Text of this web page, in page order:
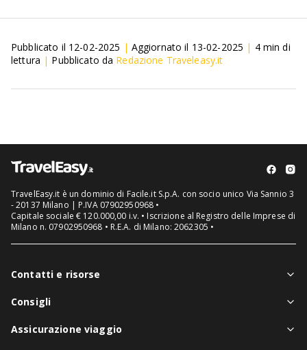
Pubblicato il 12-02-2025 | Aggiornato il 13-02-2025 | 4min di
lettura | Pubblicato da Redazione Traveleasy.it
TravelEasy.it è un dominio di Facile.it S.p.A. con socio unico Via Sannio 3
- 20137 Milano | P.IVA 07902950968 •
Capitale sociale € 120.000,00 i.v. • Iscrizione al Registro delle Imprese di
Milano n. 07902950968 • R.E.A. di Milano: 2062305 •
Contatti e risorse
Chi siamo
Consigli
Notizie viaggi
Assicurazione viaggio